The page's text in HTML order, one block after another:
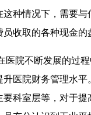
种情况下，需要
收取的各种现金
院不断发展的过
医院财务管理水
科室层等，对于